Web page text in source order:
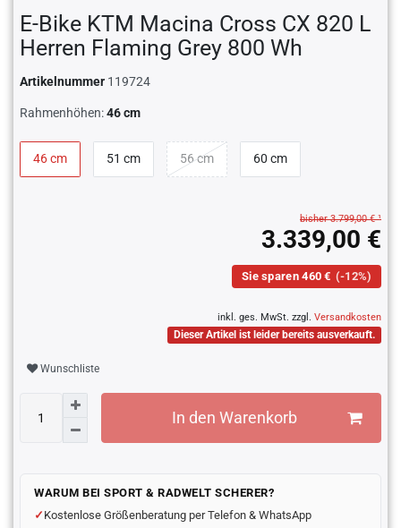
E-Bike KTM Macina Cross CX 820 L
Herren Flaming Grey 800 Wh
Artikelnummer 119724
Rahmenhöhen:46 cm
46 cm 51 cm 56 cm 60 cm
bisher 3.799,00 € ¹
3.339,00 €
Sie sparen 460 € (-12%)
inkl. ges. MwSt. zzgl. Versandkosten
Dieser Artikel ist leider bereits ausverkauft.
Wunschliste
In den Warenkorb
WARUM BEI SPORT & RADWELT SCHERER?
Kostenlose Größenberatung per Telefon & WhatsApp